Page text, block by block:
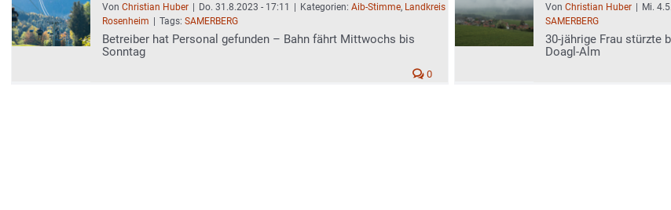
Von Christian Huber Do. 31.8.2023 - 17:11 Kategorien: Aib-Stimme, Landkreis
Rosenheim
Tags: SAMERBERG
Betreiber hat Personal gefunden – Bahn fährt Mittwochs bis
Sonntag
0
Von Christian Huber Mi.
SAMERBERG
30-jährige Frau stürzte
Doagl-Alm